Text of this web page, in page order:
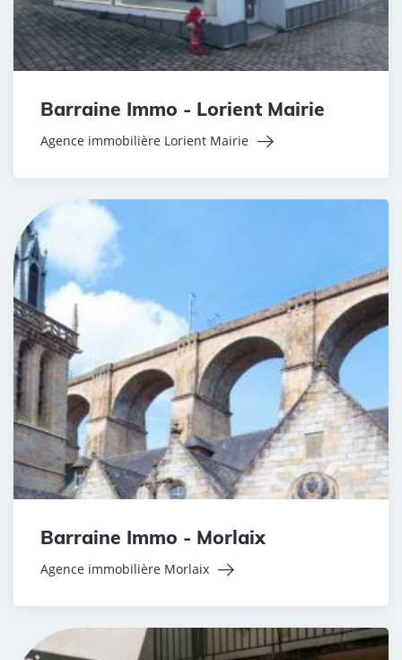
Barraine Immo - Lorient Mairie
Agence immobilière Lorient Mairie
Barraine Immo - Morlaix
Agence immobilière Morlaix